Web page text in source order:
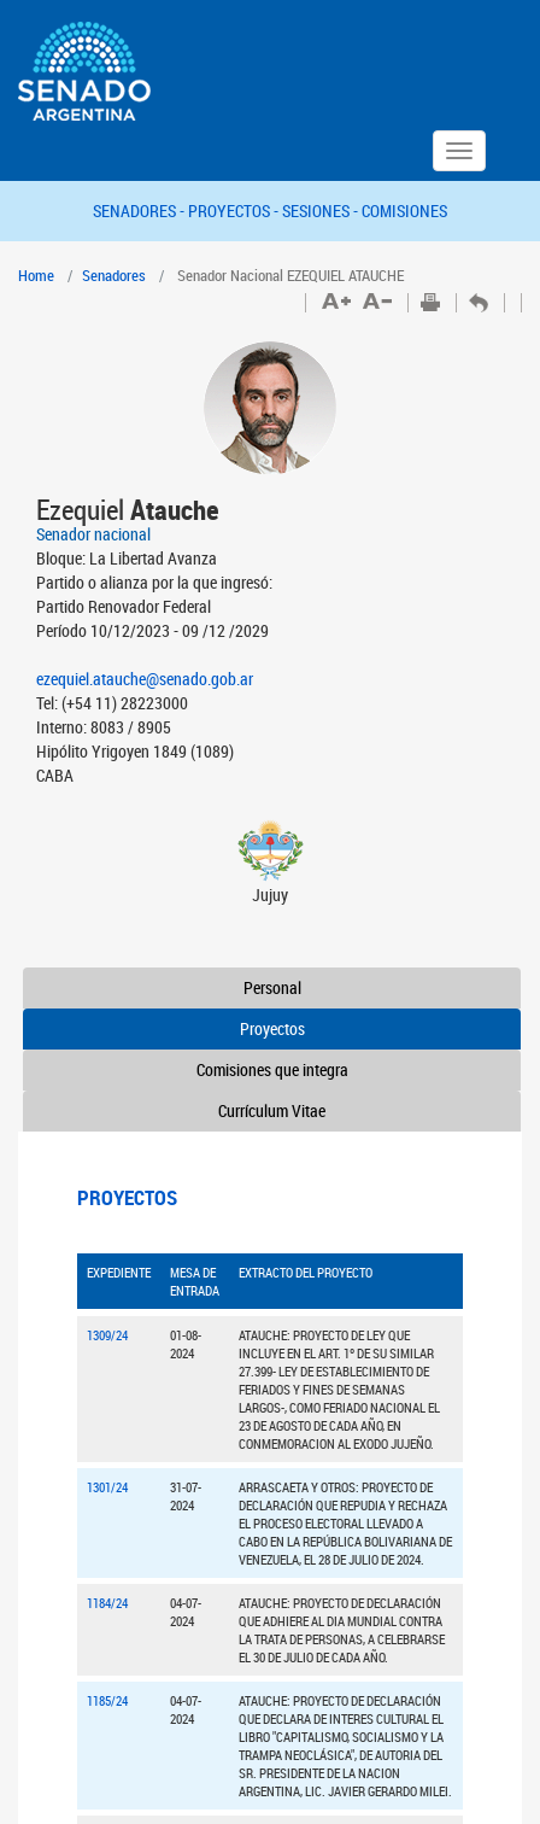
Toggle
navigation
SENADORES - PROYECTOS -SESIONES -COMISIONES
Home Senadores Senador Nacional EZEQUIEL ATAUCHE
EzequielAtauche
Senador nacional
Bloque: La Libertad Avanza
Partido o alianza por la que ingresó:
Partido Renovador Federal
Período 10/12/2023 - 09 /12 /2029
ezequiel.atauche@senado.gob.ar
Tel: (+54 11) 28223000
Interno: 8083 / 8905
Hipólito Yrigoyen 1849 (1089)
CABA
Jujuy
Personal
Proyectos
Comisiones que integra
Currículum Vitae
PROYECTOS
EXPEDIENTE
MESA DE
ENTRADA
EXTRACTO DEL PROYECTO
1309/24
01-08-
2024
ATAUCHE: PROYECTO DE LEY QUE
INCLUYE EN EL ART. 1º DE SU SIMILAR
27.399- LEY DE ESTABLECIMIENTO DE
FERIADOS Y FINES DE SEMANAS
LARGOS-, COMO FERIADO NACIONAL EL
23 DE AGOSTO DE CADA AÑO, EN
CONMEMORACION AL EXODO JUJEÑO.
1301/24
31-07-
2024
ARRASCAETA Y OTROS: PROYECTO DE
DECLARACIÓN QUE REPUDIA Y RECHAZA
EL PROCESO ELECTORAL LLEVADO A
CABO EN LA REPÚBLICA BOLIVARIANA DE
VENEZUELA, EL 28 DE JULIO DE 2024.
1184/24
04-07-
2024
ATAUCHE: PROYECTO DE DECLARACIÓN
QUE ADHIERE AL DIA MUNDIAL CONTRA
LA TRATA DE PERSONAS, A CELEBRARSE
EL 30 DE JULIO DE CADA AÑO.
1185/24
04-07-
2024
ATAUCHE: PROYECTO DE DECLARACIÓN
QUE DECLARA DE INTERES CULTURAL EL
LIBRO "CAPITALISMO, SOCIALISMO Y LA
TRAMPA NEOCLÁSICA", DE AUTORIA DEL
SR. PRESIDENTE DE LA NACION
ARGENTINA, LIC. JAVIER GERARDO MILEI.